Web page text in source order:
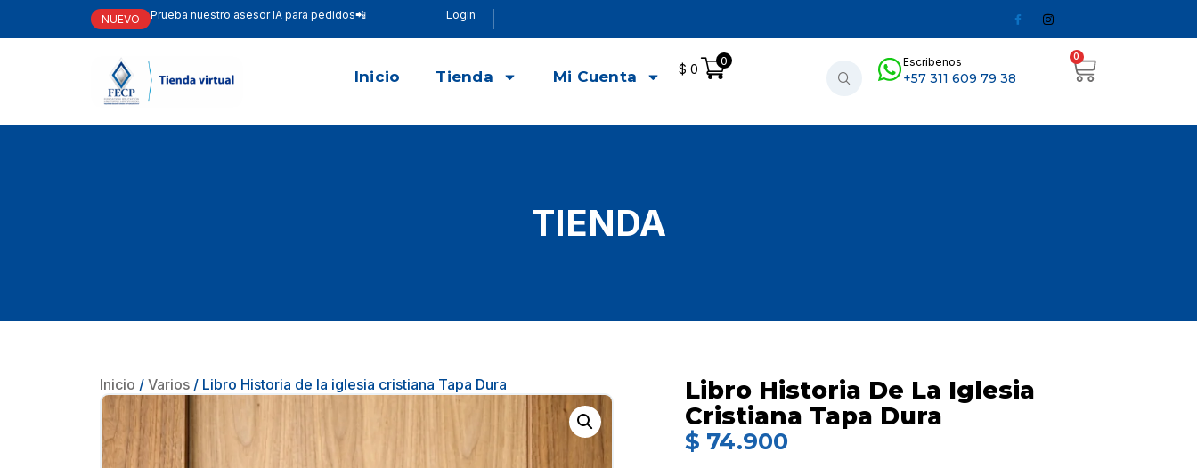
NUEVO Prueba nuestro asesor IA para pedidos📲 Login
Inicio Tienda Mi Cuenta $ 0
0 Escribenos
+57 311 609 79 38
0
TIENDA
Inicio / Varios / Libro Historia de la iglesia cristiana Tapa Dura
Libro Historia De La Iglesia
Cristiana Tapa Dura
$ 74.900